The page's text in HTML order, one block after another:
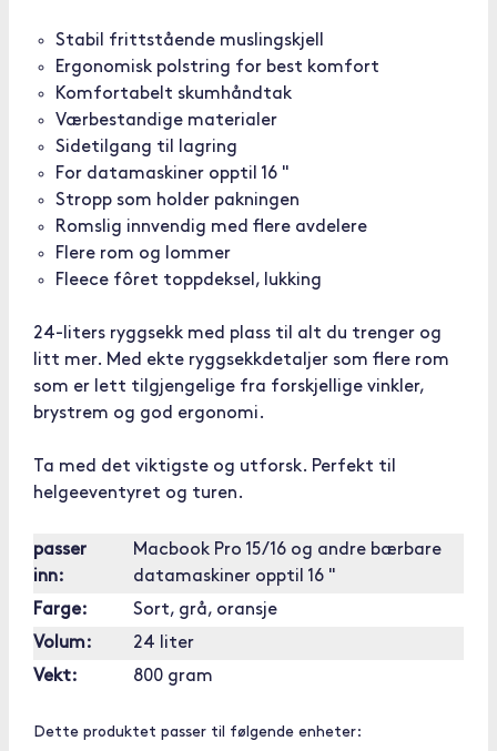
Stabil frittstående muslingskjell
Ergonomisk polstring for best komfort
Komfortabelt skumhåndtak
Værbestandige materialer
Sidetilgang til lagring
For datamaskiner opptil 16 "
Stropp som holder pakningen
Romslig innvendig med flere avdelere
Flere rom og lommer
Fleece fôret toppdeksel, lukking
24-liters ryggsekk med plass til alt du trenger og
litt mer. Med ekte ryggsekkdetaljer som flere rom
som er lett tilgjengelige fra forskjellige vinkler,
brystrem og god ergonomi.
Ta med det viktigste og utforsk. Perfekt til
helgeeventyret og turen.
passer
inn:
Macbook Pro 15/16 og andre bærbare
datamaskiner opptil 16 "
Farge:
Sort, grå, oransje
Volum:
24 liter
Vekt:
800 gram
Dette produktet passer til følgende enheter: